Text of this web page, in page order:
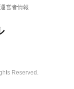
運営者情報
Reserved.